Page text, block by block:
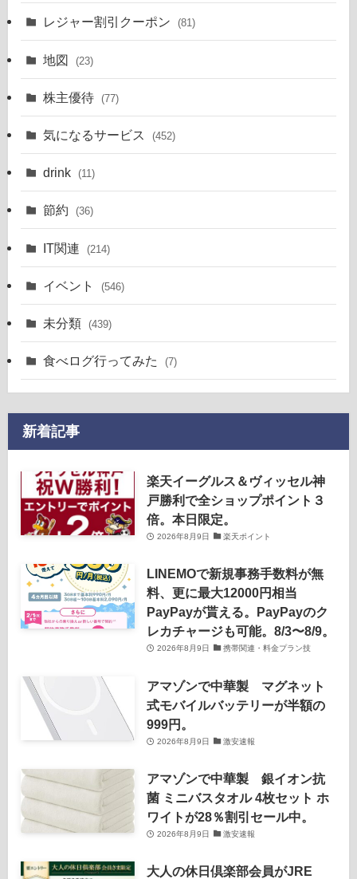
レジャー割引クーポン (81)
地図 (23)
株主優待 (77)
気になるサービス (452)
drink (11)
節約 (36)
IT関連 (214)
イベント (546)
未分類 (439)
食べログ行ってみた (7)
新着記事
楽天イーグルス＆ヴィッセル神
戸勝利で全ショップポイント３
倍。本日限定。
2026年8月9日 楽天ポイント
LINEMOで新規事務手数料が無
料、更に最大12000円相当
PayPayが貰える。PayPayのク
レカチャージも可能。8/3〜8/9。
2026年8月9日 携帯関連・料金プラン技
アマゾンで中華製 マグネット
式モバイルバッテリーが半額の
999円。
2026年8月9日 激安速報
アマゾンで中華製 銀イオン抗
菌 ミニバスタオル 4枚セット ホ
ワイトが28％割引セール中。
2026年8月9日 激安速報
大人の休日倶楽部会員がJRE